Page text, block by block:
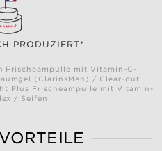
PRODUZIERT*
Frischeampulle mit Vitamin-C-
(ClarinsMen) / Clear-out
Plus Frischeampulle mit Vitamin-
/ Seifen